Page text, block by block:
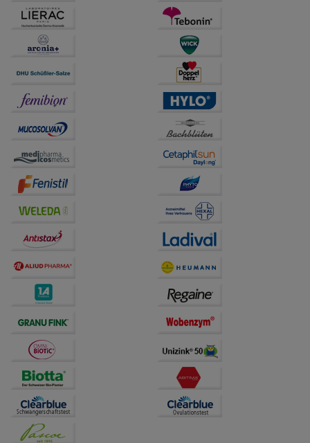
Statistik & Tracking:
Hierüber lassen sich
Informationen über die Art und Weise der Nutzung
unserer Website sammeln, mit deren Hilfe wir unsere
Website weiter für Sie optimieren können, den Inhalt
auf unserer Website aber auch die Werbung auf
Drittseiten möglichst relevant für Sie zu gestalten.
Dritte wie z.B. Google oder soziale Medien